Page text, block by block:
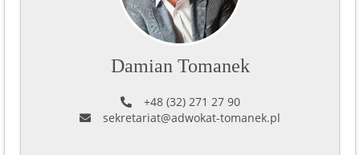
Damian Tomanek
+48 (32) 271 27 90
sekretariat@adwokat-tomanek.pl